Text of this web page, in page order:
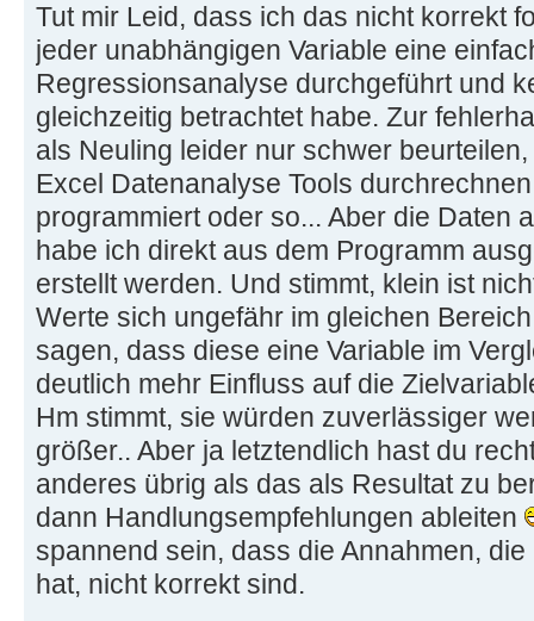
Tut mir Leid, dass ich das nicht korrekt
jeder unabhängigen Variable eine
Regressionsanalyse durchgeführt und
gleichzeitig betrachtet habe. Zur
als Neuling leider nur schwer
Excel Datenanalyse Tools
programmiert oder so... Aber die Daten
habe ich direkt aus dem Programm
erstellt werden. Und stimmt, klein ist
Werte sich ungefähr im gleichen
sagen, dass diese eine Variable im
deutlich mehr Einfluss auf die
Hm stimmt, sie würden zuverlässiger
größer.. Aber ja letztendlich hast du
anderes übrig als das als Resultat zu
dann Handlungsempfehlungen ableiten
spannend sein, dass die Annahmen,
hat, nicht korrekt sind.